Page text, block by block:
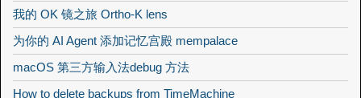
我的 OK 镜之旅 Ortho-K lens
为你的 AI Agent 添加记忆宫殿 mempalace
macOS 第三方输入法debug 方法
How to delete backups from TimeMachine